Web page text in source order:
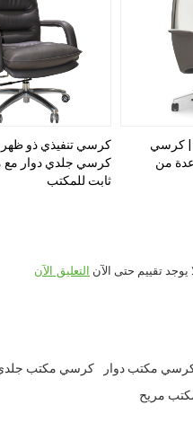
| كرسي
من
كرسي تنفيذي ذو ظهر
كرسي جلدي دوار مع
ثابت للمكتب
يوجد تقييم حتى الآن التعليق الآن
مكتب دوار
كرسي مكتب
مريح